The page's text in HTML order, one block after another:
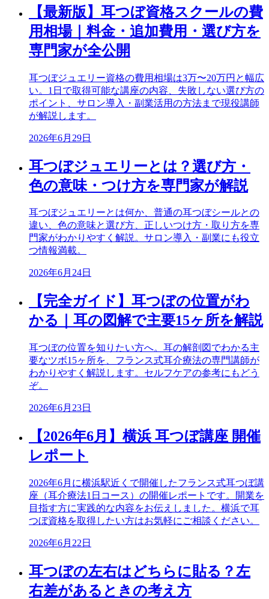
【最新版】耳つぼ資格スクールの費
用相場｜料金・追加費用・選び方を
専門家が全公開
耳つぼジュエリー資格の費用相場は3万〜20万円と幅広
い。1日で取得可能な講座の内容、失敗しない選び方の
ポイント、サロン導入・副業活用の方法まで現役講師
が解説します。
2026年6月29日
耳つぼジュエリーとは？選び方・
色の意味・つけ方を専門家が解説
耳つぼジュエリーとは何か、普通の耳つぼシールとの
違い、色の意味と選び方、正しいつけ方・取り方を専
門家がわかりやすく解説。サロン導入・副業にも役立
つ情報満載。
2026年6月24日
【完全ガイド】耳つぼの位置がわ
かる｜耳の図解で主要15ヶ所を解説
耳つぼの位置を知りたい方へ。耳の解剖図でわかる主
要なツボ15ヶ所を、フランス式耳介療法の専門講師が
わかりやすく解説します。セルフケアの参考にもどう
ぞ。
2026年6月23日
【2026年6月】横浜 耳つぼ講座 開催
レポート
2026年6月に横浜駅近くで開催したフランス式耳つぼ講
座（耳介療法1日コース）の開催レポートです。開業を
目指す方に実践的な内容をお伝えしました。横浜で耳
つぼ資格を取得したい方はお気軽にご相談ください。
2026年6月22日
耳つぼの左右はどちらに貼る？左
右差があるときの考え方